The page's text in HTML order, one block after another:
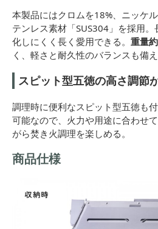
本製品にはクロムを18%、ニッケ
テンレス素材「SUS304」を採用
化しにくく長く愛用できる。 重量
く、軽さと耐久性のバランスも備え
スピット型五徳の高さ調節
調理時に便利なスピット型五徳も
可能なので、火力や用途に合わせ
がら焚き火調理を楽しめる。
商品仕様